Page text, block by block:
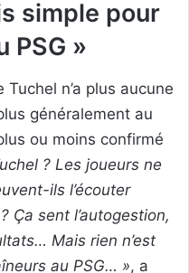
simple pour
PSG »
n’a plus aucune
généralement au
ou moins confirmé
? Les joueurs ne
ils l’écouter
Ça sent l’autogestion,
Mais rien n’est
au PSG… », a